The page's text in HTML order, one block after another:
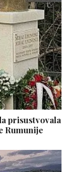
prisustvovala
Rumunije